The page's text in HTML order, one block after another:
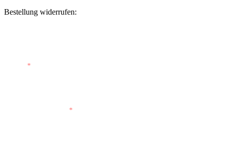
Bestellung widerrufen:
*
*